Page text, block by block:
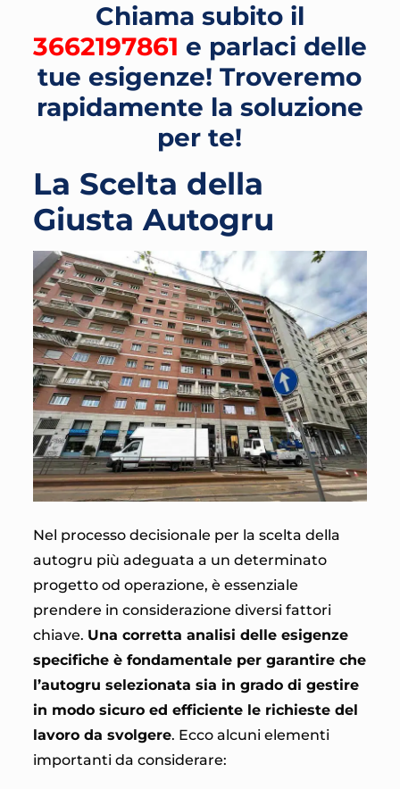
Chiama subito il
3662197861 e parlaci delle
tue esigenze! Troveremo
rapidamente la soluzione
per te!
La Scelta della
Giusta Autogru
Nel processo decisionale per la scelta della
autogru più adeguata a un determinato
progetto od operazione, è essenziale
prendere in considerazione diversi fattori
chiave. Una corretta analisi delle esigenze
specifiche è fondamentale per garantire che
l’autogru selezionata sia in grado di gestire
in modo sicuro ed efficiente le richieste del
lavoro da svolgere. Ecco alcuni elementi
importanti da considerare: